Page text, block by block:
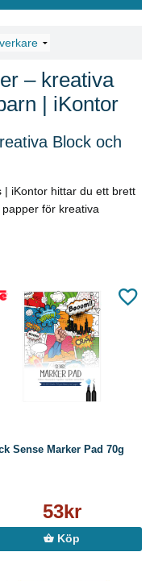
– kreativa
| iKontor
Block och
| iKontor hittar du ett brett
för kreativa
Sense Marker Pad 70g
53kr
Köp